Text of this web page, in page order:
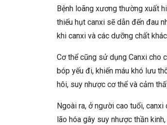
Bệnh loãng xương thường xuất
thiếu hụt canxi sẽ dẫn đến đau
khi canxi và các dưỡng chất
Cơ thể cũng sử dụng Canxi cho
bóp yếu đi, khiến máu khó lưu
hôi, suy nhược cơ thể và cảm
Ngoài ra, ở người cao tuổi,
lão hóa gây suy nhược thần